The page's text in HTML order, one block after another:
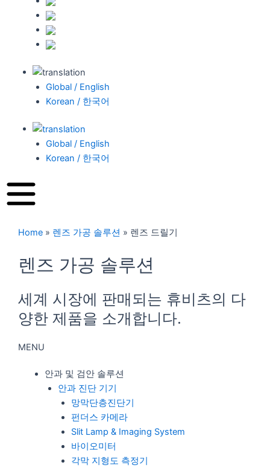
Global / English
Korean / 한국어
Global / English
Korean / 한국어
Home » 렌즈 가공 솔루션 » 렌즈 드릴기
렌즈 가공 솔루션
세계 시장에 판매되는 휴비츠의 다
양한 제품을 소개합니다.
MENU
안과 및 검안 솔루션
안과 진단 기기
망막단층진단기
펀더스 카메라
Slit Lamp & Imaging System
바이오미터
각막 지형도 측정기